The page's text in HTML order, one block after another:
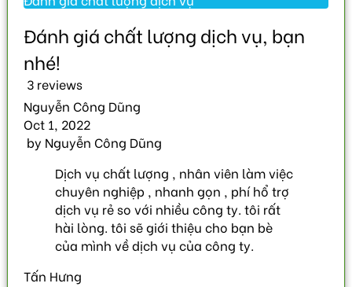
3 reviews
Nguyễn Công Dũng
Oct 1, 2022
by Nguyễn Công Dũng
Dịch vụ chất lượng , nhân viên làm việc
chuyên nghiệp , nhanh gọn , phí hổ trợ
dịch vụ rẻ so với nhiều công ty. tôi rất
hài lòng. tôi sẽ giới thiệu cho bạn bè
của mình về dịch vụ của công ty.
Tấn Hưng